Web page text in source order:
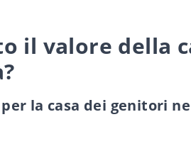
il valore della
la casa dei genitori